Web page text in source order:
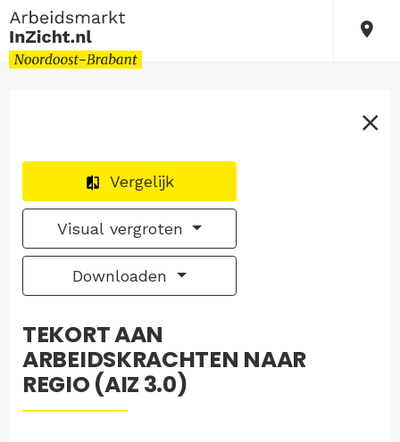
Vergelijk
Visual vergroten
Downloaden
TEKORT AAN
ARBEIDSKRACHTEN NAAR
REGIO (AIZ 3.0)